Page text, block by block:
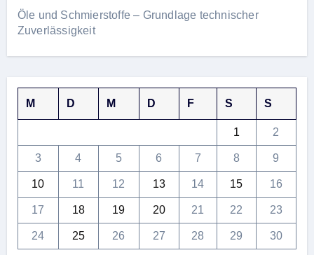
Öle und Schmierstoffe – Grundlage technischer
Zuverlässigkeit
M D M D F S S
1 2
3 4 5 6 7 8 9
10 11 12 13 14 15 16
17 18 19 20 21 22 23
24 25 26 27 28 29 30